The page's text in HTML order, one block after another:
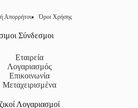
Απορρήτου Όροι Χρήσης
Σύνδεσμοι
Εταιρεία
Λογαριασμός
Επικοινωνία
Μεταχειρισμένα
Λογαριασμοί